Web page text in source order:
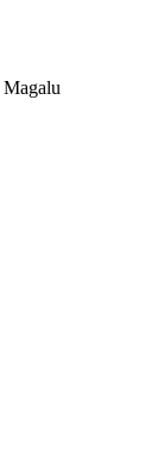
Magalu